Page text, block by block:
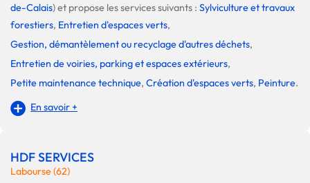
de-Calais) et propose les services suivants : Sylviculture et travaux
forestiers, Entretien d'espaces verts,
Gestion, démantèlement ou recyclage d'autres déchets,
Entretien de voiries, parking et espaces extérieurs,
Petite maintenance technique, Création d'espaces verts, Peinture.
En savoir +
HDF SERVICES
Labourse (62)